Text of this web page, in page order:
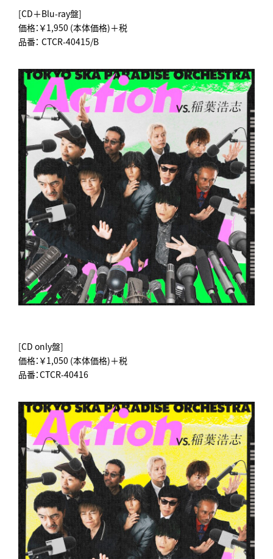
[CD＋Blu-ray盤]
価格：￥1,950 (本体価格)＋税
品番： CTCR-40415/B
[CD only盤]
価格：￥1,050 (本体価格)＋税
品番：CTCR-40416